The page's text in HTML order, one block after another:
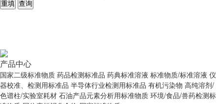
重填 查询
产品中心
国家二级标准物质 药品检测标准品 药典标准溶液 标准物质/标准溶液 仪
器校准、检测用标准品 半导体行业检测用标准品 有机污染物 高纯溶剂/
色谱柱/实验室耗材 石油产品元素分析用标准物质 环境/食品/兽药检测标